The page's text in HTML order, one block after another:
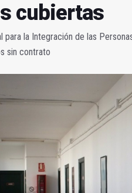
cubiertas
para la Integración de las
sin contrato